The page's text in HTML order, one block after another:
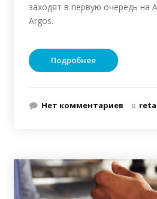
заходят в первую очередь на
Argos.
Подробнее
Нет комментариев в